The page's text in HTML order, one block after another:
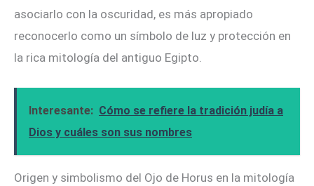
asociarlo con la oscuridad, es más apropiado
reconocerlo como un símbolo de luz y protección en
la rica mitología del antiguo Egipto.
Interesante: Cómo se refiere la tradición judía a
Dios y cuáles son sus nombres
Origen y simbolismo del Ojo de Horus en la mitología